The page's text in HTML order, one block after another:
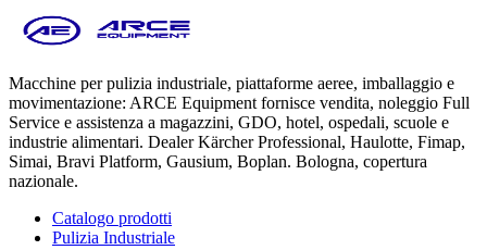
Macchine per pulizia industriale, piattaforme aeree, imballaggio e
movimentazione: ARCE Equipment fornisce vendita, noleggio Full
Service e assistenza a magazzini, GDO, hotel, ospedali, scuole e
industrie alimentari. Dealer Kärcher Professional, Haulotte, Fimap,
Simai, Bravi Platform, Gausium, Boplan. Bologna, copertura
nazionale.
Catalogo prodotti
Pulizia Industriale